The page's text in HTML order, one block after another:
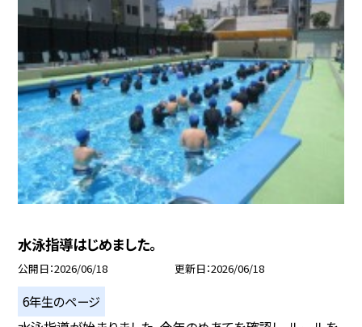
水泳指導はじめました。
公開日 2026/06/18 更新日 2026/06/18
6年生のページ